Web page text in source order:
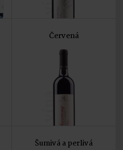
Červená
Šumivá a perlivá